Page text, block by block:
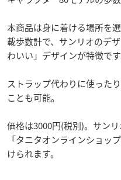
本商品は身に着ける場所を
載歩数計で、サンリオのデ
わいい」デザインが特徴です
ストラップ代わりに使った
ことも可能。
価格は3000円(税別)。サン
「タニタオンラインショッ
けられます。